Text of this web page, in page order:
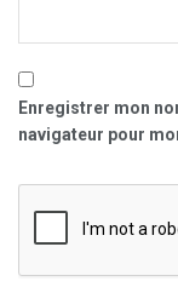
Enregistrer mon
navigateur pour